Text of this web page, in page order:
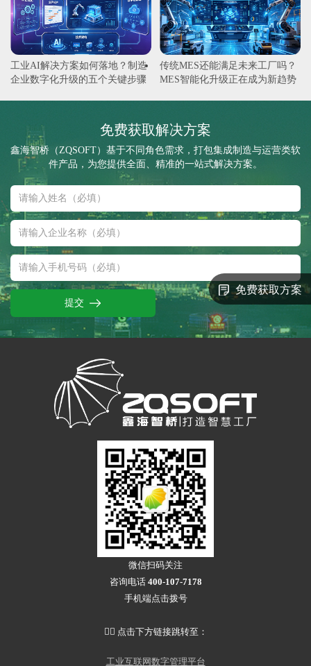
工业AI解决方案如何落地？制造
企业数字化升级的五个关键步骤
传统MES还能满足未来工厂吗？
MES智能化升级正在成为新趋势
免费获取解决方案
鑫海智桥（ZQSOFT）基于不同角色需求，打包集成制造与运营类软
件产品，为您提供全面、精准的一站式解决方案。
提交
微信扫码关注
咨询电话 400-107-7178
手机端点击拨号
👇🏻 点击下方链接跳转至：
工业互联网数字管理平台
免费获取方案